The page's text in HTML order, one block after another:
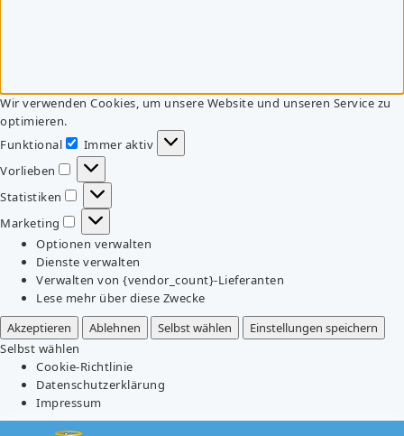
Wir verwenden Cookies, um unsere Website und unseren Service zu
optimieren.
Funktional
Funktional
Immer aktiv
Vorlieben
Vorlieben
Statistiken
Statistiken
Marketing
Marketing
Optionen verwalten
Dienste verwalten
Verwalten von {vendor_count}-Lieferanten
Lese mehr über diese Zwecke
Akzeptieren
Ablehnen Selbst wählen
Einstellungen speichern
Selbst wählen
Cookie-Richtlinie
Datenschutzerklärung
Impressum